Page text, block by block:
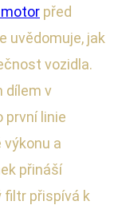
před
uvědomuje, jak
vozidla.
dílem v
první linie
a
přináší
filtr přispívá k